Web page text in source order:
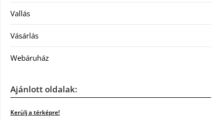
Vallás
Vásárlás
Webáruház
Ajánlott oldalak:
Kerülj a térképre!